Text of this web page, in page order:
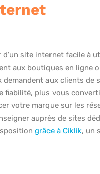
site internet facile à
aux boutiques en ligne
aux clients de
fiabilité, plus vous
votre marque sur les
auprès de sites
grâce à Ciklik, un